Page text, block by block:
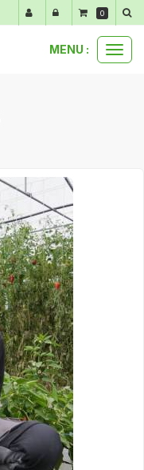
MENU :
0